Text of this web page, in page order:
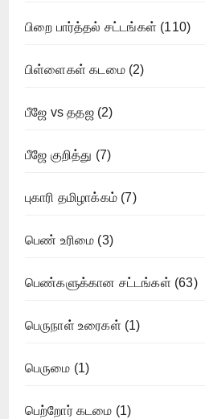
பிறை பார்த்தல் சட்டங்கள் (110)
பிள்ளைகள் கடமை(2)
பீஜே vs ததஜ(2)
பீஜே குறித்து (7)
புகாரி தமிழாக்கம் (7)
பெண் உரிமை (3)
பெண்களுக்கான சட்டங்கள் (63)
பெருநாள் உரைகள் (1)
பெருமை (1)
பெற்றோர் கடமை (1)